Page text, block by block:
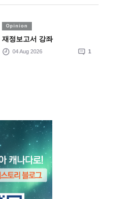
Opinion
재정보고서 강좌
04 Aug 2026 1